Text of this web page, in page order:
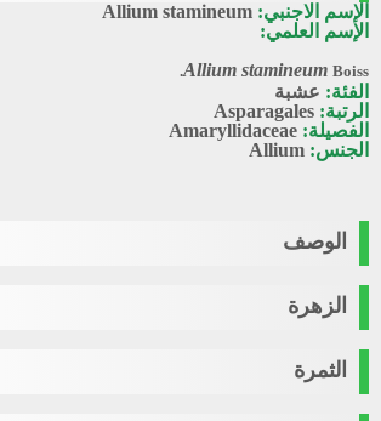
الإسم الاجنبي: Allium stamineum
الإسم العلمي:
Allium stamineum Boiss.
الفئة: عشبة
الرتبة: Asparagales
الفصيلة: Amaryllidaceae
الجنس: Allium
الوصف
الزهرة
الثمرة